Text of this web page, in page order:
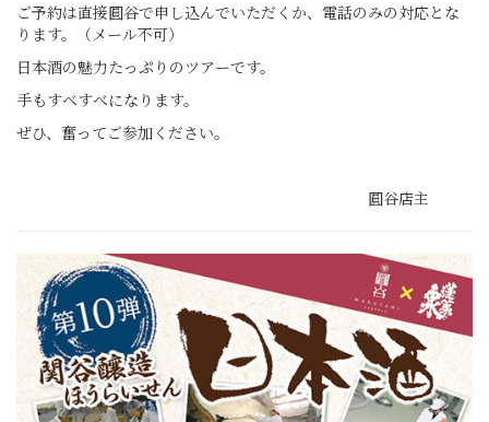
ご予約は直接圓谷で申し込んでいただくか、電話のみの対応とな
ります。（メール不可）
日本酒の魅力たっぷりのツアーです。
手もすべすべになります。
ぜひ、奮ってご参加ください。
圓谷店主